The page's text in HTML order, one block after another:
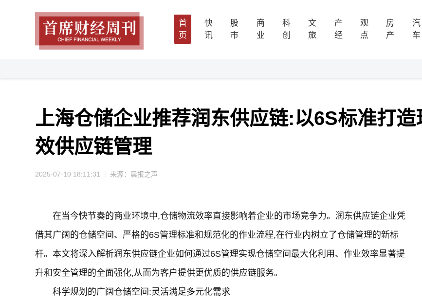
首
页
快
讯
股
市
商
业
科
创
文
旅
产
经
观
点
房
产
汽
车
上海仓储企业推荐润东供应链:以6S标准打
效供应链管理
2025-07-10 18:11:31 来源：晨报之声
在当今快节奏的商业环境中,仓储物流效率直接影响着企业的市场竞争力。润东供应链企业凭
借其广阔的仓储空间、严格的6S管理标准和规范化的作业流程,在行业内树立了仓储管理的新标
杆。本文将深入解析润东供应链企业如何通过6S管理实现仓储空间最大化利用、作业效率显著提
升和安全管理的全面强化,从而为客户提供更优质的供应链服务。
科学规划的广阔仓储空间:灵活满足多元化需求